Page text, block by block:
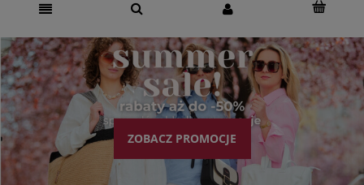
ZOBACZ PROMOCJE